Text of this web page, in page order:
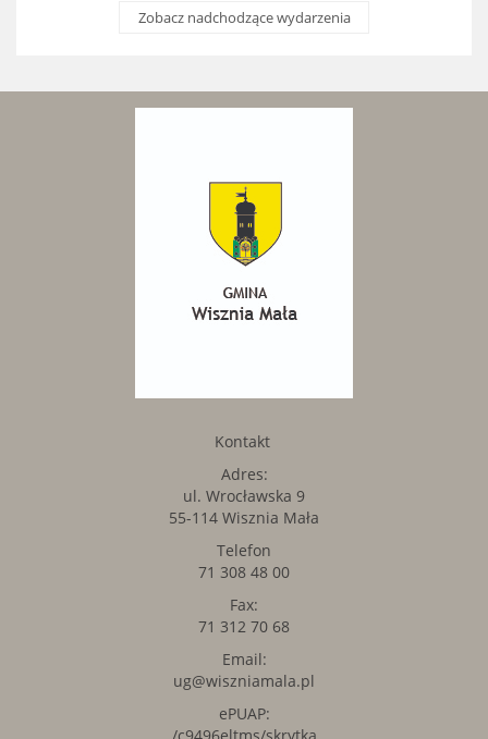
Zobacz nadchodzące wydarzenia
Kontakt
Adres:
ul. Wrocławska 9
55-114 Wisznia Mała
Telefon
71 308 48 00
Fax:
71 312 70 68
Email:
ug@wiszniamala.pl
ePUAP: